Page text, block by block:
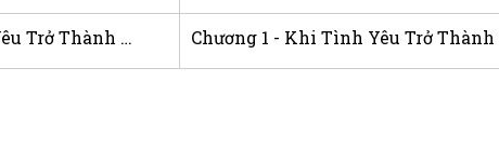
Chương 2 - Khi Tình Yêu Trở Thành Nỗi Đau